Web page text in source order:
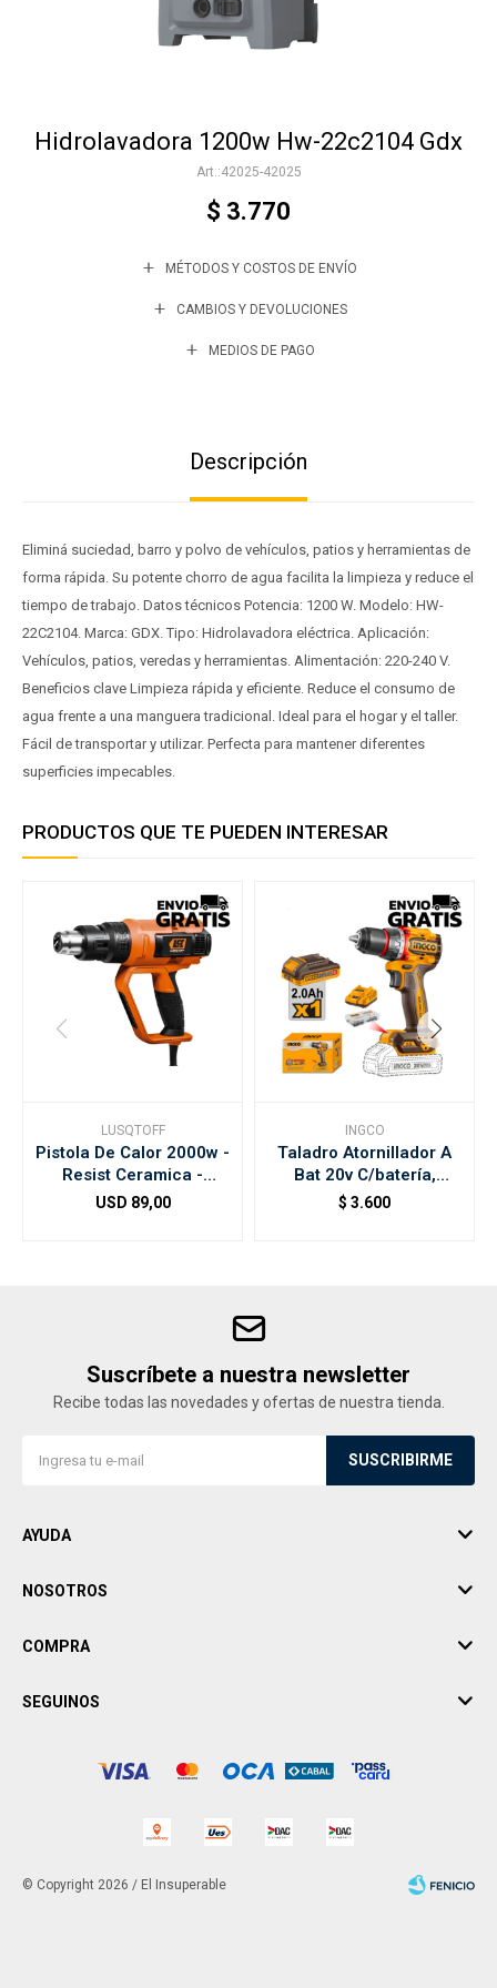
Hidrolavadora 1200w Hw-22c2104 Gdx
42025-42025
$ 3.770
MÉTODOS Y COSTOS DE ENVÍO
CAMBIOS Y DEVOLUCIONES
MEDIOS DE PAGO
Descripción
Eliminá suciedad, barro y polvo de vehículos, patios y herramientas de
forma rápida. Su potente chorro de agua facilita la limpieza y reduce el
tiempo de trabajo. Datos técnicos Potencia: 1200 W. Modelo: HW-
22C2104. Marca: GDX. Tipo: Hidrolavadora eléctrica. Aplicación:
Vehículos, patios, veredas y herramientas. Alimentación: 220-240 V.
Beneficios clave Limpieza rápida y eficiente. Reduce el consumo de
agua frente a una manguera tradicional. Ideal para el hogar y el taller.
Fácil de transportar y utilizar. Perfecta para mantener diferentes
superficies impecables.
PRODUCTOS QUE TE PUEDEN INTERESAR
LUSQTOFF
Pistola De Calor 2000w -
Resist Ceramica -
C/accesorios
USD 89,00
INGCO
Taladro Atornillador A
Bat 20v C/batería,
Cargad Y Acces Ing
$ 3.600
Suscríbete a nuestra newsletter
Recibe todas las novedades y ofertas de nuestra tienda.
SUSCRIBIRME
AYUDA
NOSOTROS
COMPRA
SEGUINOS
© Copyright 2026 / El Insuperable
Varios